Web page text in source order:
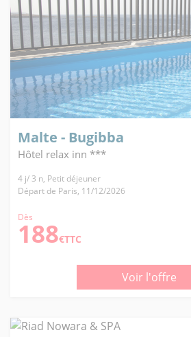
Malte - Bugibba
Hôtel relax inn ***
4 j/ 3 n, Petit déjeuner
Départ de Paris, 11/12/2026
Dès
188€TTC
Voir l'offre